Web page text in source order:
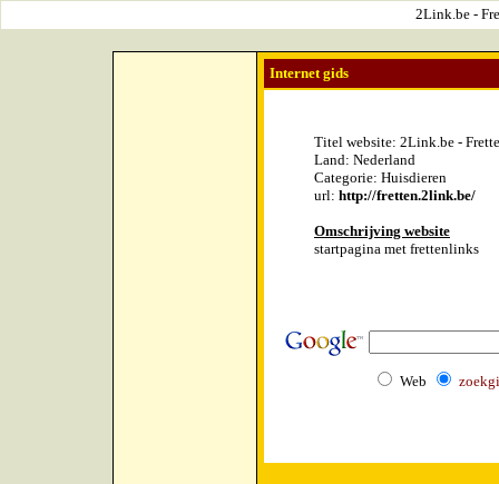
2Link.be -
Internet gids
Titel website: 2Link.be -
Land: Nederland
Categorie: Huisdieren
url: http://fretten.2link.be/
Omschrijving website
startpagina met frettenlinks
Web